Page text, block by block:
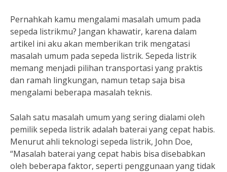
Pernahkah kamu mengalami masalah umum pada
sepeda listrikmu? Jangan khawatir, karena dalam
artikel ini aku akan memberikan trik mengatasi
masalah umum pada sepeda listrik. Sepeda listrik
memang menjadi pilihan transportasi yang praktis
dan ramah lingkungan, namun tetap saja bisa
mengalami beberapa masalah teknis.
Salah satu masalah umum yang sering dialami oleh
pemilik sepeda listrik adalah baterai yang cepat habis.
Menurut ahli teknologi sepeda listrik, John Doe,
“Masalah baterai yang cepat habis bisa disebabkan
oleh beberapa faktor, seperti penggunaan yang tidak